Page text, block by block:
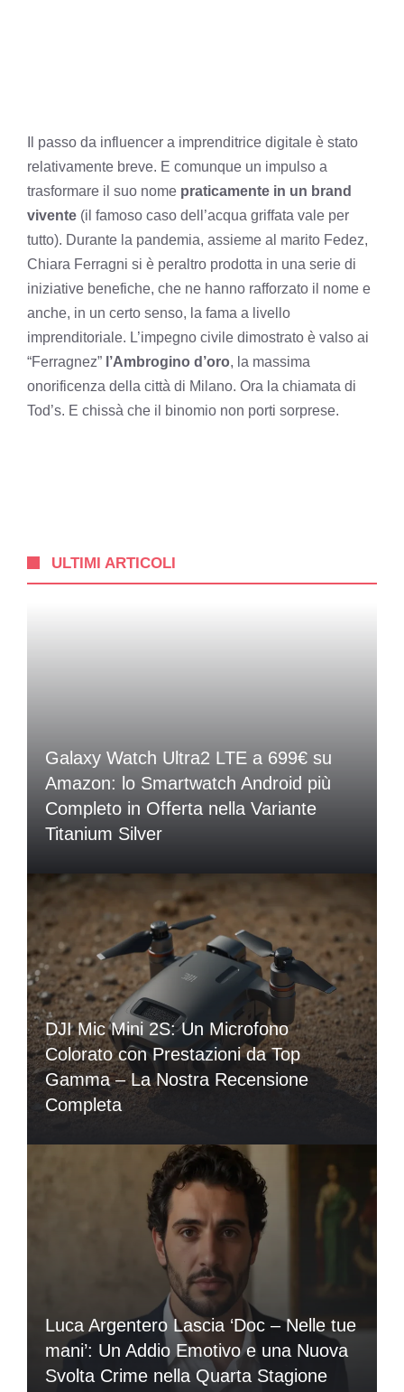
Il passo da influencer a imprenditrice digitale è stato
relativamente breve. E comunque un impulso a
trasformare il suo nome praticamente in un brand
vivente (il famoso caso dell’acqua griffata vale per
tutto). Durante la pandemia, assieme al marito Fedez,
Chiara Ferragni si è peraltro prodotta in una serie di
iniziative benefiche, che ne hanno rafforzato il nome e
anche, in un certo senso, la fama a livello
imprenditoriale. L’impegno civile dimostrato è valso ai
“Ferragnez” l’Ambrogino d’oro, la massima
onorificenza della città di Milano. Ora la chiamata di
Tod’s. E chissà che il binomio non porti sorprese.
ULTIMI ARTICOLI
Galaxy Watch Ultra2 LTE a 699€ su
Amazon: lo Smartwatch Android più
Completo in Offerta nella Variante
Titanium Silver
DJI Mic Mini 2S: Un Microfono
Colorato con Prestazioni da Top
Gamma – La Nostra Recensione
Completa
Luca Argentero Lascia ‘Doc – Nelle tue
mani’: Un Addio Emotivo e una Nuova
Svolta Crime nella Quarta Stagione